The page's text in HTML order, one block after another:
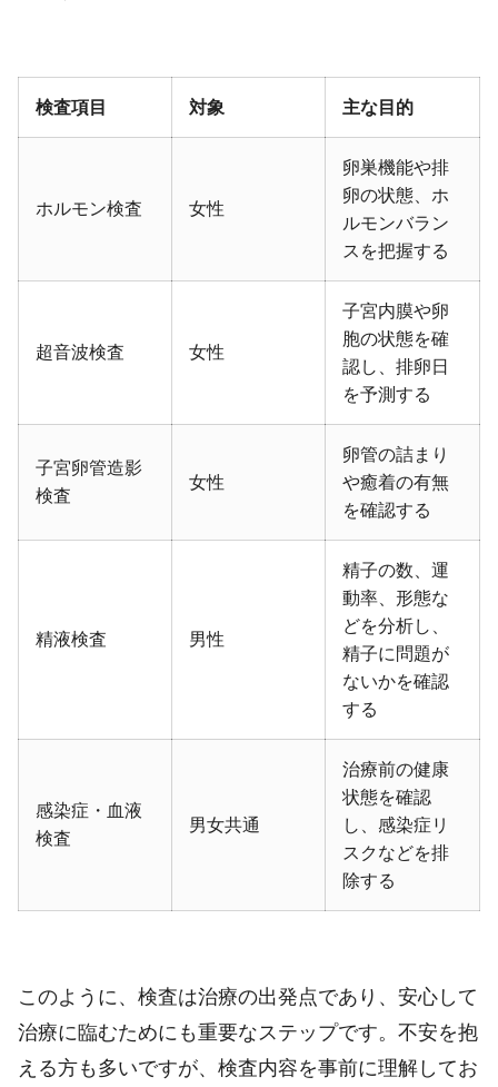
検査項目 対象 主な目的
ホルモン検査 女性
卵巣機能や排
卵の状態、ホ
ルモンバラン
スを把握する
超音波検査 女性
子宮内膜や卵
胞の状態を確
認し、排卵日
を予測する
子宮卵管造影
検査
女性
卵管の詰まり
や癒着の有無
を確認する
精液検査 男性
精子の数、運
動率、形態な
どを分析し、
精子に問題が
ないかを確認
する
感染症・血液
検査
男女共通
治療前の健康
状態を確認
し、感染症リ
スクなどを排
除する
このように、検査は治療の出発点であり、安心して
治療に臨むためにも重要なステップです。不安を抱
える方も多いですが、検査内容を事前に理解してお